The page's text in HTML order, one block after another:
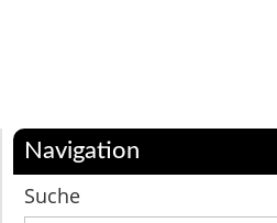
Navigation
Suche